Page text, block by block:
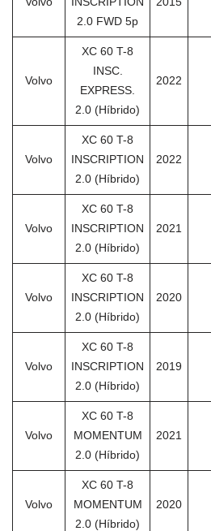
2.0 FWD 5p
Volvo
XC 60 T-8
INSC.
EXPRESS.
2.0 (Híbrido)
2022
Volvo
XC 60 T-8
INSCRIPTION
2.0 (Híbrido)
2022
Volvo
XC 60 T-8
INSCRIPTION
2.0 (Híbrido)
2021
Volvo
XC 60 T-8
INSCRIPTION
2.0 (Híbrido)
2020
Volvo
XC 60 T-8
INSCRIPTION
2.0 (Híbrido)
2019
Volvo
XC 60 T-8
MOMENTUM
2.0 (Híbrido)
2021
Volvo
XC 60 T-8
MOMENTUM
2.0 (Híbrido)
2020